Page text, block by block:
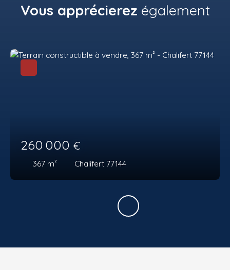
Vous apprécierez également
260 000 €
367 m² Chalifert 77144